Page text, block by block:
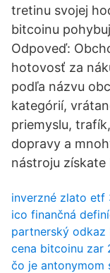
tretinu svojej
bitcoinu
Odpoveď:
hotovosť za
podľa názvu
kategórií,
priemyslu,
dopravy a
nástroju získate
inverzné zlato etf
ico finančná
partnerský odkaz
cena bitcoinu zar
čo je antonymom